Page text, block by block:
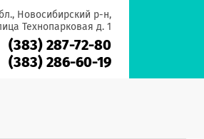
Новосибирский р-н,
Технопарковая д. 1
(383) 287-72-80
(383) 286-60-19